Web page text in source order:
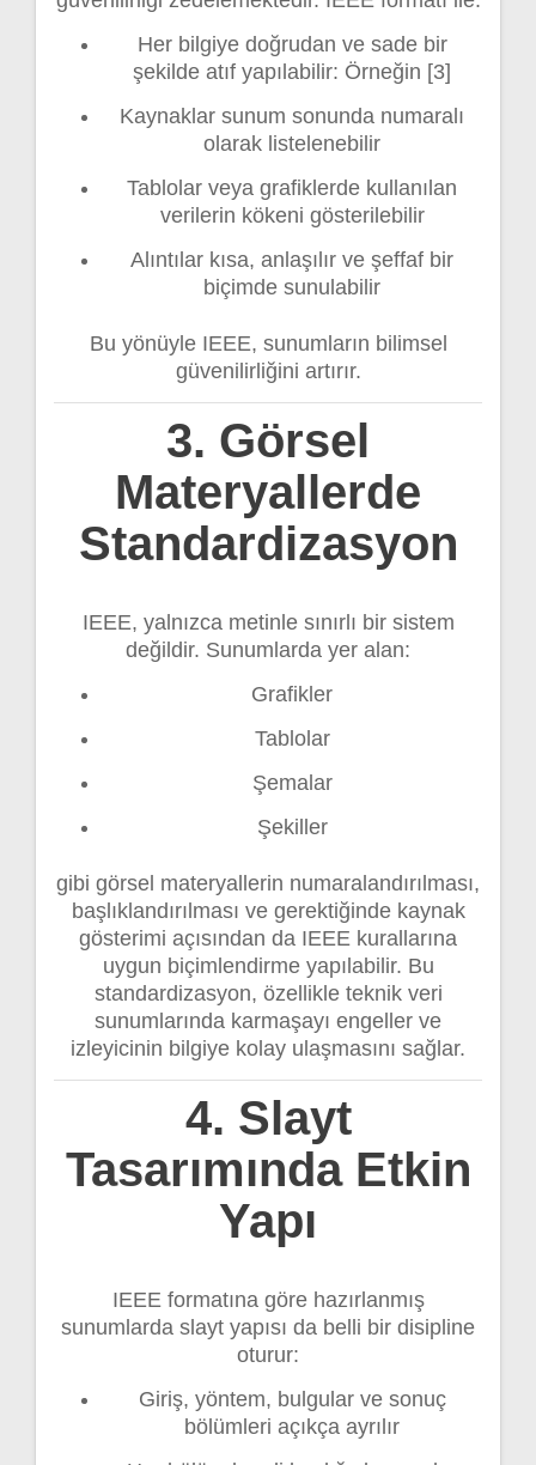
Her bilgiye doğrudan ve sade bir
şekilde atıf yapılabilir: Örneğin [3]
Kaynaklar sunum sonunda numaralı
olarak listelenebilir
Tablolar veya grafiklerde kullanılan
verilerin kökeni gösterilebilir
Alıntılar kısa, anlaşılır ve şeffaf bir
biçimde sunulabilir
Bu yönüyle IEEE, sunumların bilimsel
güvenilirliğini artırır.
3. Görsel
Materyallerde
Standardizasyon
IEEE, yalnızca metinle sınırlı bir sistem
değildir. Sunumlarda yer alan:
Grafikler
Tablolar
Şemalar
Şekiller
gibi görsel materyallerin numaralandırılması,
başlıklandırılması ve gerektiğinde kaynak
gösterimi açısından da IEEE kurallarına
uygun biçimlendirme yapılabilir. Bu
standardizasyon, özellikle teknik veri
sunumlarında karmaşayı engeller ve
izleyicinin bilgiye kolay ulaşmasını sağlar.
4. Slayt
Tasarımında Etkin
Yapı
IEEE formatına göre hazırlanmış
sunumlarda slayt yapısı da belli bir disipline
oturur:
Giriş, yöntem, bulgular ve sonuç
bölümleri açıkça ayrılır